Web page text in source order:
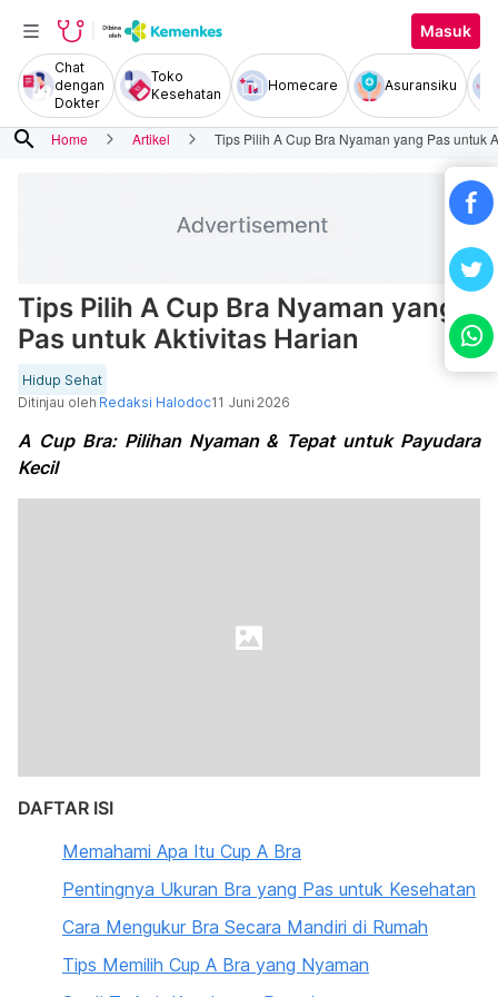
Masuk
Chat
dengan
Dokter
Toko
Kesehatan
Homecare Asuransiku
search Home Artikel Tips Pilih A Cup Bra Nyaman yang Pas untuk
Tips Pilih A Cup Bra Nyaman yang
Pas untuk Aktivitas Harian
Hidup Sehat
Ditinjau oleh Redaksi Halodoc11 Juni 2026
A Cup Bra: Pilihan Nyaman & Tepat untuk Payudara
Kecil
DAFTAR ISI
Memahami Apa Itu Cup A Bra
Pentingnya Ukuran Bra yang Pas untuk Kesehatan
Cara Mengukur Bra Secara Mandiri di Rumah
Tips Memilih Cup A Bra yang Nyaman